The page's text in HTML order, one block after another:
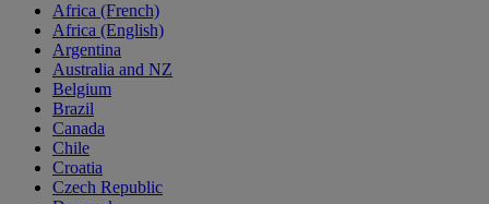
Africa (French)
Africa (English)
Argentina
Australia and NZ
Belgium
Brazil
Canada
Chile
Croatia
Czech Republic